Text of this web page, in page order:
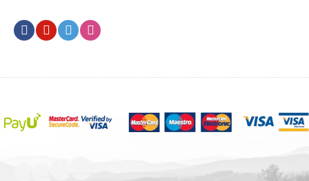
FacebookYoutubeTwitter